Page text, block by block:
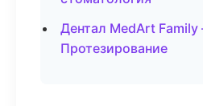
Дентал MedArt
Протезирование